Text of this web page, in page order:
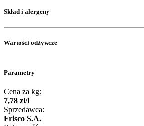
Skład i alergeny
Wartości odżywcze
Parametry
Cena za kg:
7,78 zł/l
Sprzedawca:
Frisco S.A.